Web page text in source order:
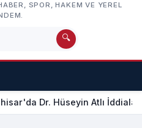
SPOR, HAKEM VE YEREL
🔍
Dr. Hüseyin Atlı